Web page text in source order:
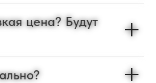
цена? Будут